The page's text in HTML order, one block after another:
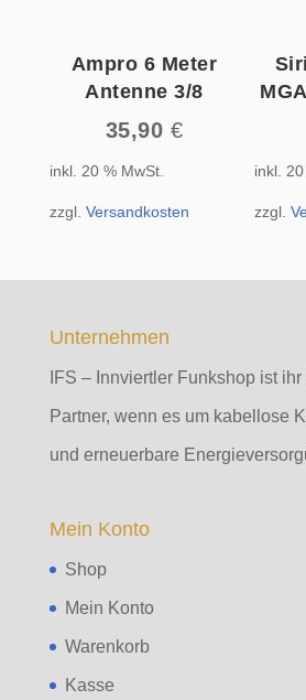
Ampro 6 Meter
Antenne 3/8
35,90 €
inkl. 20 % MwSt.
zzgl. Versandkosten
inkl. 20
zzgl.
Unternehmen
IFS – Innviertler Funkshop ist
Partner, wenn es um kabellose
und erneuerbare
Mein Konto
Shop
Mein Konto
Warenkorb
Kasse